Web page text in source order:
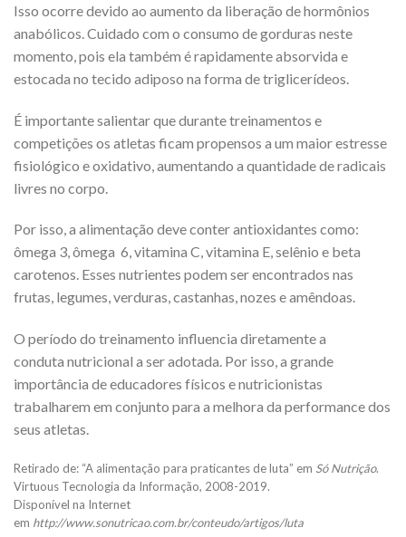
Isso ocorre devido ao aumento da liberação de hormônios
anabólicos. Cuidado com o consumo de gorduras neste
momento, pois ela também é rapidamente absorvida e
estocada no tecido adiposo na forma de triglicerídeos.
É importante salientar que durante treinamentos e
competições os atletas ficam propensos a um maior estresse
fisiológico e oxidativo, aumentando a quantidade de radicais
livres no corpo.
Por isso, a alimentação deve conter antioxidantes como:
ômega 3, ômega 6, vitamina C, vitamina E, selênio e beta
carotenos. Esses nutrientes podem ser encontrados nas
frutas, legumes, verduras, castanhas, nozes e amêndoas.
O período do treinamento influencia diretamente a
conduta nutricional a ser adotada. Por isso, a grande
importância de educadores físicos e nutricionistas
trabalharem em conjunto para a melhora da performance dos
seus atletas.
Retirado de: “A alimentação para praticantes de luta” em Só Nutrição.
Virtuous Tecnologia da Informação, 2008-2019.
Disponível na Internet
em http://www.sonutricao.com.br/conteudo/artigos/luta